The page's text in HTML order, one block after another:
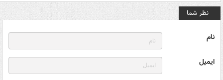
نظر شما
نام
ایمیل